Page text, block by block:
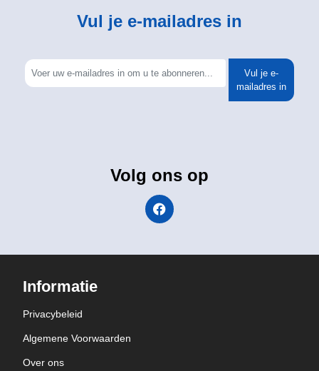
Vul je e-mailadres in
Vul je e-
mailadres in
Volg ons op
Informatie
Privacybeleid
Algemene Voorwaarden
Over ons